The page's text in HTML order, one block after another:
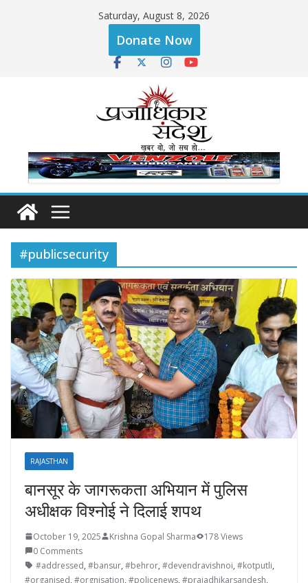
Saturday, August 8, 2026
Donate Now
#publicsecurity
RAJASTHAN
बानसूर के जागरूकता अभियान में पुलिस
अधीक्षक विश्नोई ने दिलाई शपथ
October 19, 2025 Krishna Gopal Sharma
178 Views
0 Comments
#addressed, #bansur, #behror, #devendravishnoi, #kotputli,
#organised, #orgnisation, #policenews, #prajadhikarsandesh,